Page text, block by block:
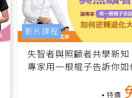
失智者與照顧者共學新
專家用一根棍子告訴你
轉退化大腦（線上影音
影片課程